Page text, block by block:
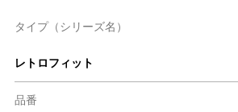
タイプ（シリーズ名）
レトロフィット
品番